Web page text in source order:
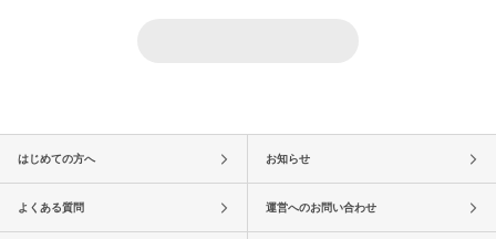
はじめての方へ お知らせ
よくある質問 運営へのお問い合わせ